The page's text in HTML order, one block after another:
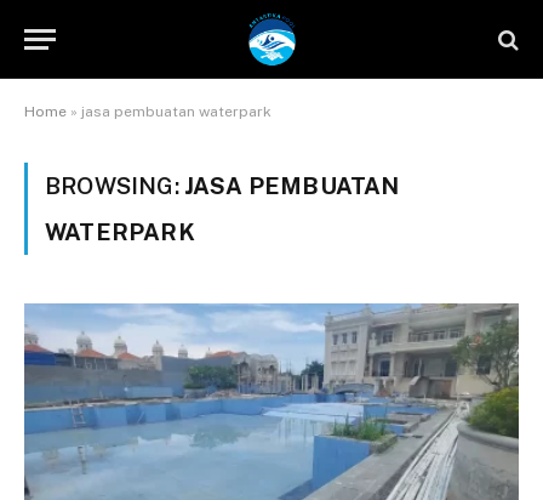
Home » jasa pembuatan waterpark
BROWSING: JASA PEMBUATAN
WATERPARK